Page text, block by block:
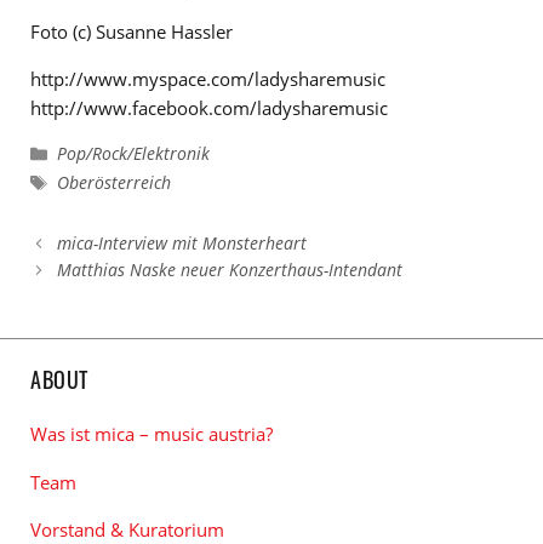
Foto (c) Susanne Hassler
http://www.myspace.com/ladysharemusic
http://www.facebook.com/ladysharemusic
Kategorien
Pop/Rock/Elektronik
Schlagwörter
Oberösterreich
mica-Interview mit Monsterheart
Matthias Naske neuer Konzerthaus-Intendant
ABOUT
Was ist mica – music austria?
Team
Vorstand & Kuratorium